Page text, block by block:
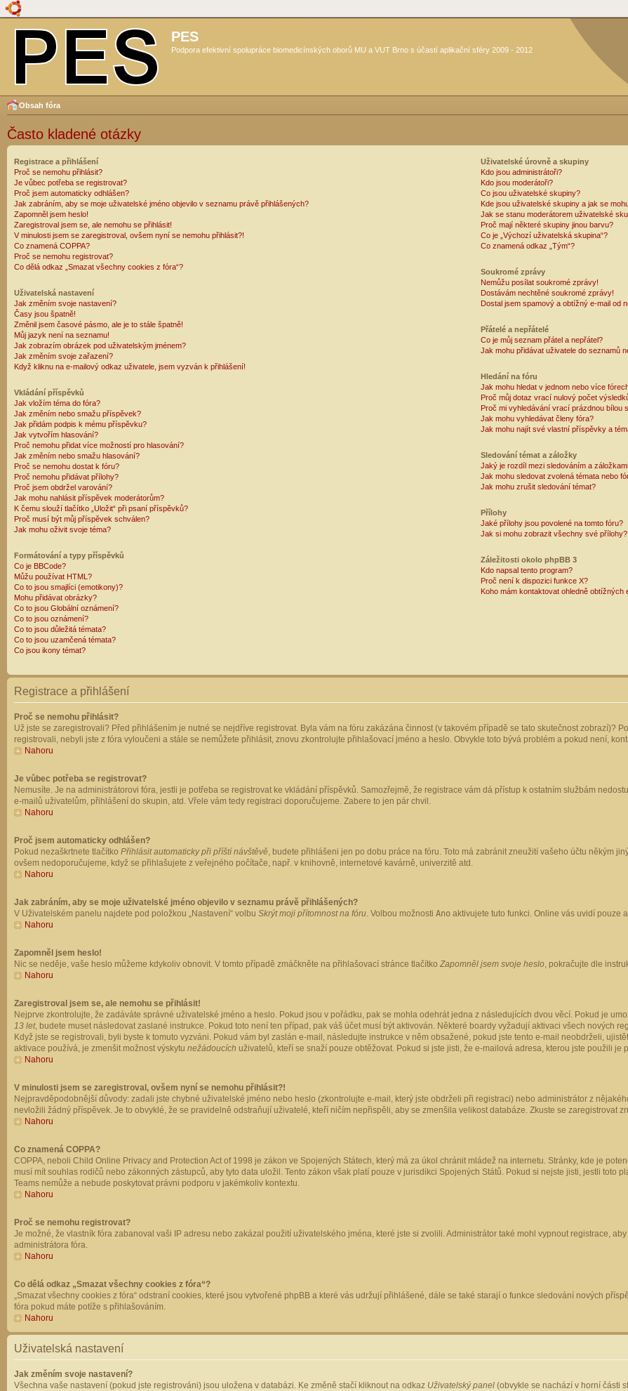
PES
Podpora efektivní spolupráce biomedicínských oborů MU a VUT Brno s účastí aplikační sféry 2009 - 2012
Obsah fóra
Často kladené otázky
Registrace a přihlášení
Proč se nemohu přihlásit?
Je vůbec potřeba se registrovat?
Proč jsem automaticky odhlášen?
Jak zabráním, aby se moje uživatelské jméno objevilo v seznamu právě přihlášených?
Zapomněl jsem heslo!
Zaregistroval jsem se, ale nemohu se přihlásit!
V minulosti jsem se zaregistroval, ovšem nyní se nemohu přihlásit?!
Co znamená COPPA?
Proč se nemohu registrovat?
Co dělá odkaz „Smazat všechny cookies z fóra“?
Uživatelská nastavení
Jak změním svoje nastavení?
Časy jsou špatně!
Změnil jsem časové pásmo, ale je to stále špatně!
Můj jazyk není na seznamu!
Jak zobrazím obrázek pod uživatelským jménem?
Jak změním svoje zařazení?
Když kliknu na e-mailový odkaz uživatele, jsem vyzván k přihlášení!
Vkládání příspěvků
Jak vložím téma do fóra?
Jak změním nebo smažu příspěvek?
Jak přidám podpis k mému příspěvku?
Jak vytvořím hlasování?
Proč nemohu přidat více možností pro hlasování?
Jak změním nebo smažu hlasování?
Proč se nemohu dostat k fóru?
Proč nemohu přidávat přílohy?
Proč jsem obdržel varování?
Jak mohu nahlásit příspěvek moderátorům?
K čemu slouží tlačítko „Uložit“ při psaní příspěvků?
Proč musí být můj příspěvek schválen?
Jak mohu oživit svoje téma?
Formátování a typy příspěvků
Co je BBCode?
Můžu používat HTML?
Co to jsou smajlíci (emotikony)?
Mohu přidávat obrázky?
Co to jsou Globální oznámení?
Co to jsou oznámení?
Co to jsou důležitá témata?
Co to jsou uzamčená témata?
Co jsou ikony témat?
Uživatelské úrovně a skupiny
Kdo jsou administrátoři?
Kdo jsou moderátoři?
Co jsou uživatelské skupiny?
Kde jsou uživatelské skupiny a jak se
Jak se stanu moderátorem uživatelské
Proč mají některé skupiny jinou barvu?
Co je „Výchozí uživatelská skupina“?
Co znamená odkaz „Tým“?
Soukromé zprávy
Nemůžu posílat soukromé zprávy!
Dostávám nechtěné soukromé zprávy!
Dostal jsem spamový a obtížný e-mail od
Přátelé a nepřátelé
Co je můj seznam přátel a nepřátel?
Jak mohu přidávat uživatele do seznamů
Hledání na fóru
Jak mohu hledat v jednom nebo více
Proč můj dotaz vrací nulový počet
Proč mi vyhledávání vrací prázdnou bílou
Jak mohu vyhledávat členy fóra?
Jak mohu najít své vlastní příspěvky a
Sledování témat a záložky
Jaký je rozdíl mezi sledováním a
Jak mohu sledovat zvolená témata nebo
Jak mohu zrušit sledování témat?
Přílohy
Jaké přílohy jsou povolené na tomto fóru?
Jak si mohu zobrazit všechny své přílohy?
Záležitosti okolo phpBB 3
Kdo napsal tento program?
Proč není k dispozici funkce X?
Koho mám kontaktovat ohledně
Registrace a přihlášení
Proč se nemohu přihlásit?
Už jste se zaregistrovali? Před přihlášením je nutné se nejdříve registrovat. Byla vám na fóru zakázána činnost (v takovém případě se tato skutečnost zobrazí)?
registrovali, nebyli jste z fóra vyloučeni a stále se nemůžete přihlásit, znovu zkontrolujte přihlašovací jméno a heslo. Obvykle toto bývá problém a pokud není,
Nahoru
Je vůbec potřeba se registrovat?
Nemusíte. Je na administrátorovi fóra, jestli je potřeba se registrovat ke vkládání příspěvků. Samozřejmě, že registrace vám dá přístup k ostatním službám
e-mailů uživatelům, přihlášení do skupin, atd. Vřele vám tedy registraci doporučujeme. Zabere to jen pár chvil.
Nahoru
Proč jsem automaticky odhlášen?
Pokud nezaškrtnete tlačítko Přihlásit automaticky při příští návštěvě, budete přihlášeni jen po dobu práce na fóru. Toto má zabránit zneužití vašeho účtu někým
ovšem nedoporučujeme, když se přihlašujete z veřejného počítače, např. v knihovně, internetové kavárně, univerzitě atd.
Nahoru
Jak zabráním, aby se moje uživatelské jméno objevilo v seznamu právě přihlášených?
V Uživatelském panelu najdete pod položkou „Nastavení“ volbu Skrýt moji přítomnost na fóru. Volbou možnosti Ano aktivujete tuto funkci. Online vás uvidí pouze
Nahoru
Zapomněl jsem heslo!
Nic se neděje, vaše heslo můžeme kdykoliv obnovit. V tomto případě zmáčkněte na přihlašovací stránce tlačítko Zapomněl jsem svoje heslo, pokračujte dle
Nahoru
Zaregistroval jsem se, ale nemohu se přihlásit!
Nejprve zkontrolujte, že zadáváte správné uživatelské jméno a heslo. Pokud jsou v pořádku, pak se mohla odehrát jedna z následujících dvou věcí. Pokud je
13 let, budete muset následovat zaslané instrukce. Pokud toto není ten případ, pak váš účet musí být aktivován. Některé boardy vyžadují aktivaci všech nových
Když jste se registrovali, byli byste k tomuto vyzváni. Pokud vám byl zaslán e-mail, následujte instrukce v něm obsažené, pokud jste tento e-mail neobdrželi,
aktivace používá, je zmenšit možnost výskytu nežádoucích uživatelů, kteří se snaží pouze obtěžovat. Pokud si jste jisti, že e-mailová adresa, kterou jste použili je
Nahoru
V minulosti jsem se zaregistroval, ovšem nyní se nemohu přihlásit?!
Nejpravděpodobnější důvody: zadali jste chybné uživatelské jméno nebo heslo (zkontrolujte e-mail, který jste obdrželi při registraci) nebo administrátor z
nevložili žádný příspěvek. Je to obvyklé, že se pravidelně odstraňují uživatelé, kteří ničím nepřispěli, aby se zmenšila velikost databáze. Zkuste se zaregistrovat
Nahoru
Co znamená COPPA?
COPPA, neboli Child Online Privacy and Protection Act of 1998 je zákon ve Spojených Státech, který má za úkol chránit mládež na internetu. Stránky, kde je
musí mít souhlas rodičů nebo zákonných zástupců, aby tyto data uložil. Tento zákon však platí pouze v jurisdikci Spojených Států. Pokud si nejste jisti, jestli toto
Teams nemůže a nebude poskytovat právni podporu v jakémkoliv kontextu.
Nahoru
Proč se nemohu registrovat?
Je možné, že vlastník fóra zabanoval vaši IP adresu nebo zakázal použití uživatelského jména, které jste si zvolili. Administrátor také mohl vypnout registrace,
administrátora fóra.
Nahoru
Co dělá odkaz „Smazat všechny cookies z fóra“?
„Smazat všechny cookies z fóra“ odstraní cookies, které jsou vytvořené phpBB a které vás udržují přihlášené, dále se také starají o funkce sledování nových
fóra pokud máte potíže s přihlašováním.
Nahoru
Uživatelská nastavení
Jak změním svoje nastavení?
Všechna vaše nastavení (pokud jste registrováni) jsou uložena v databázi. Ke změně stačí kliknout na odkaz Uživatelský panel (obvykle se nachází v horní části